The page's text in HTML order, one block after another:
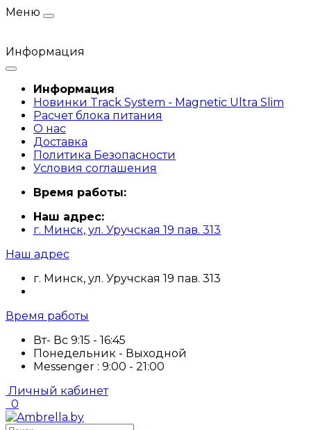
Меню
Информация
Информация
Новинки Track System - Magnetic Ultra Slim
Расчет блока питания
О нас
Доставка
Политика Безопасности
Условия соглашения
Время работы:
Наш адрес:
г. Минск, ул. Уручская 19 пав. 313
Наш адрес
г. Минск, ул. Уручская 19 пав. 313
Время работы
Вт- Вс 9:15 - 16:45
Понедельник - Выходной
Messenger : 9:00 - 21:00
Личный кабинет
0